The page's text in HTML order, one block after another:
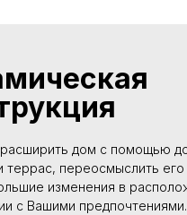
дом с помощью
террас, переосмыслить его
изменения в
с Вашими